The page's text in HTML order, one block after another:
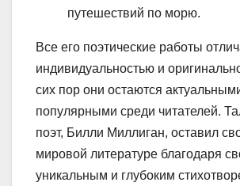
путешествий по морю.
Все его поэтические работы
индивидуальностью и
сих пор они остаются
популярными среди читателей.
поэт, Билли Миллиган, оставил
мировой литературе благодаря
уникальным и глубоким